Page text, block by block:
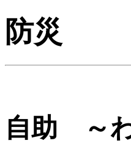
防災
自助 ～